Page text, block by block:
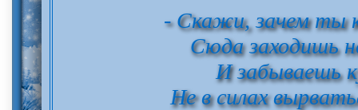
- Скажи, зачем ты
Сюда заходишь
И забываешь
Не в силах